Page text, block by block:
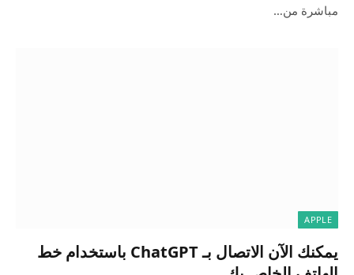
مباشرة من…
APPLE
يمكنك الآن الاتصال بـ ChatGPT باستخدام خط